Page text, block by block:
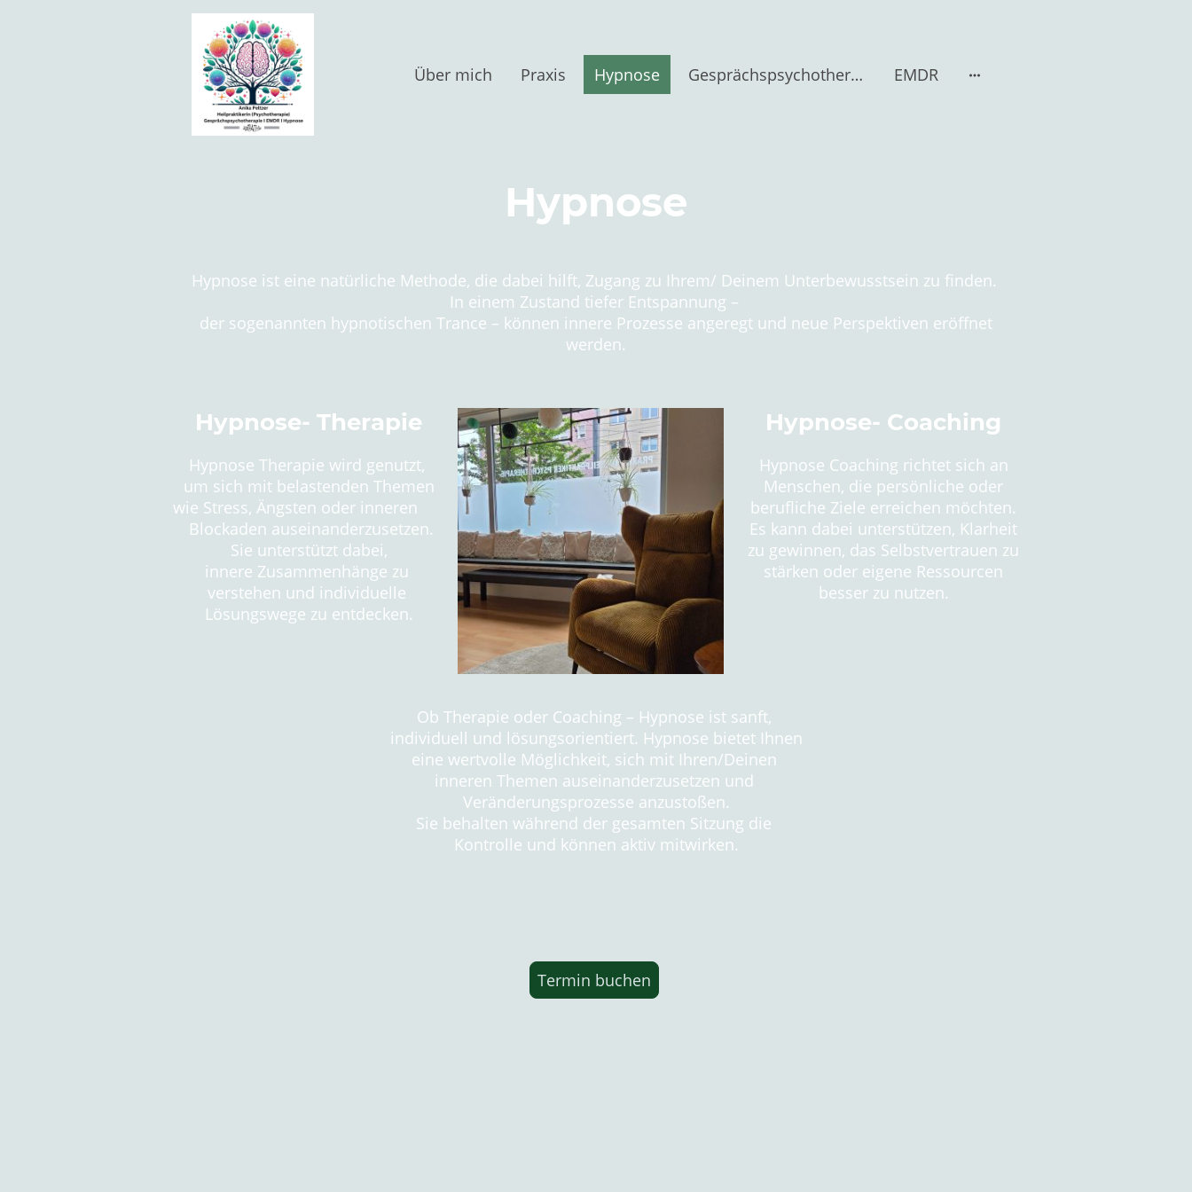
Über mich Praxis Hypnose Gesprächspsychotherapie n. Rogers EMDR
Hypnose
Hypnose ist eine natürliche Methode, die dabei hilft, Zugang zu Ihrem/ Deinem Unterbewusstsein zu finden.
In einem Zustand tiefer Entspannung –
der sogenannten hypnotischen Trance – können innere Prozesse angeregt und neue Perspektiven eröffnet
werden.
Hypnose- Therapie Hypnose- Coaching
Hypnose Therapie wird genutzt,
um sich mit belastenden Themen
wie Stress, Ängsten oder inneren
Blockaden auseinanderzusetzen.
Sie unterstützt dabei,
innere Zusammenhänge zu
verstehen und individuelle
Lösungswege zu entdecken.
Hypnose Coaching richtet sich an
Menschen, die persönliche oder
berufliche Ziele erreichen möchten.
Es kann dabei unterstützen, Klarheit
zu gewinnen, das Selbstvertrauen zu
stärken oder eigene Ressourcen
besser zu nutzen.
Ob Therapie oder Coaching – Hypnose ist sanft,
individuell und lösungsorientiert. Hypnose bietet Ihnen
eine wertvolle Möglichkeit, sich mit Ihren/Deinen
inneren Themen auseinanderzusetzen und
Veränderungsprozesse anzustoßen.
Sie behalten während der gesamten Sitzung die
Kontrolle und können aktiv mitwirken.
Termin buchen